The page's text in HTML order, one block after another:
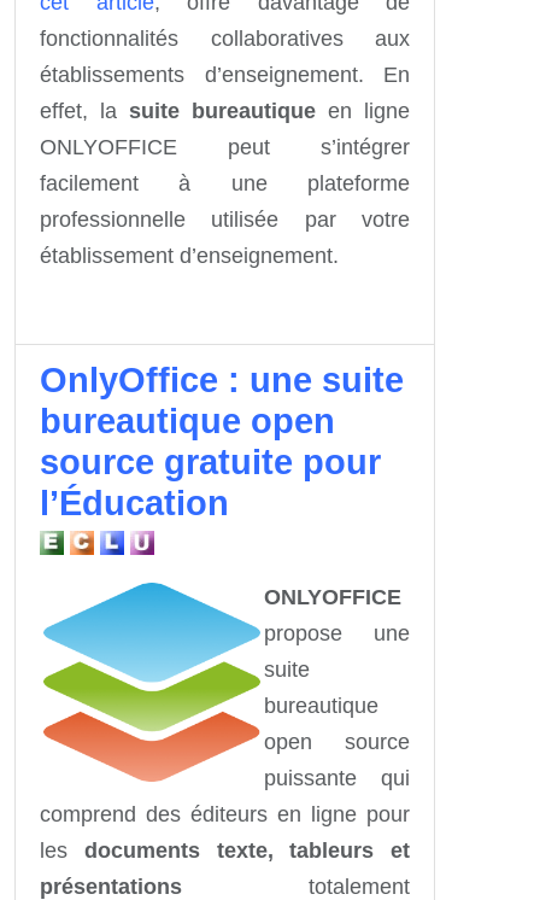
fonctionnalités collaboratives aux
établissements d’enseignement. En
effet, la suite bureautique en ligne
ONLYOFFICE peut s’intégrer
facilement à une plateforme
professionnelle utilisée par votre
établissement d’enseignement.
OnlyOffice : une suite
bureautique open
source gratuite pour
l’Éducation
ONLYOFFICE
propose une
suite
bureautique
open source
puissante qui
comprend des éditeurs en ligne pour
les documents texte, tableurs et
présentations totalement